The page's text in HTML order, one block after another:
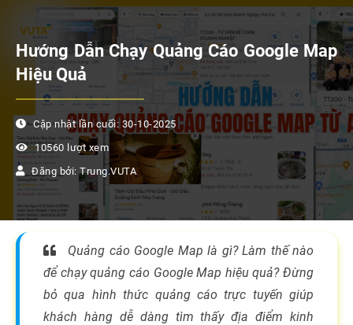
Hướng Dẫn Chạy Quảng Cáo Google Map
Hiệu Quả
Cập nhật lần cuối: 30-10-2025
10560 lượt xem
Đăng bởi: Trung.VUTA
Quảng cáo Google Map là gì? Làm thế nào
để chạy quảng cáo Google Map hiệu quả? Đừng
bỏ qua hình thức quảng cáo trực tuyến giúp
khách hàng dễ dàng tìm thấy địa điểm kinh